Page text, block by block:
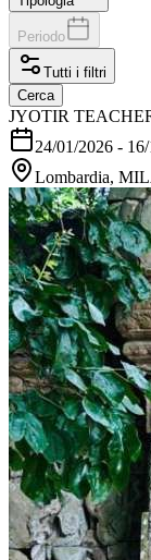
Periodo
Tutti i filtri
Cerca
JYOTIR
24/01/2026 -
Lombardia,